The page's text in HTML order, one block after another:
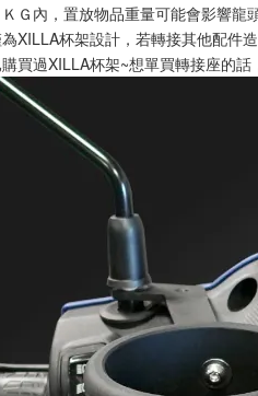
Ｇ內，置放物品重量可能會影響龍
XILLA杯架設計，若轉接其他配件
買過XILLA杯架~想單買轉接座的話